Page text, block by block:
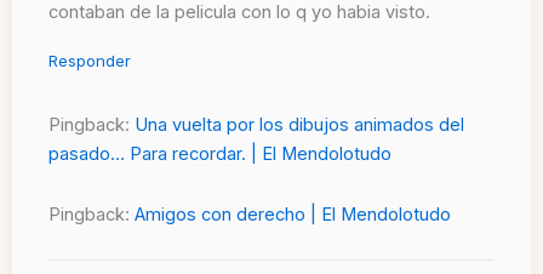
contaban de la pelicula con lo q yo habia visto.
Responder
Pingback: Una vuelta por los dibujos animados del
pasado… Para recordar. | El Mendolotudo
Pingback: Amigos con derecho | El Mendolotudo